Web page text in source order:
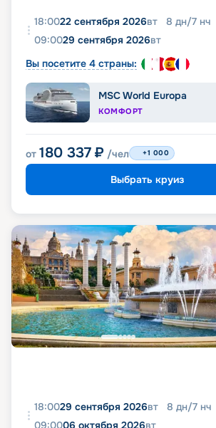
18:0022 сентября 2026вт 8 дн/7 нч
09:0029 сентября 2026вт
Вы посетите 4 страны:
MSC World Europa
КОМФОРТ
от 180 337 ₽ /чел +1 000
Выбрать круиз
18:0029 сентября 2026вт 8 дн/7 нч
09:0006 октября 2026вт